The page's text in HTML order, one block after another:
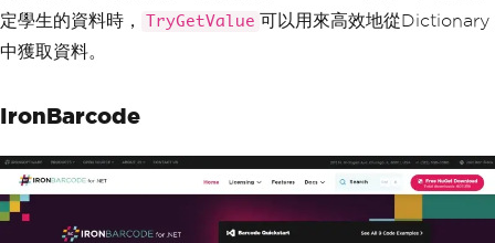
定學生的資料時，
TryGetValue 可以用來高效地從Dictionary
中獲取資料。
IronBarcode